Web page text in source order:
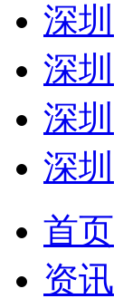
深圳
深圳
深圳
深圳
首页
资讯